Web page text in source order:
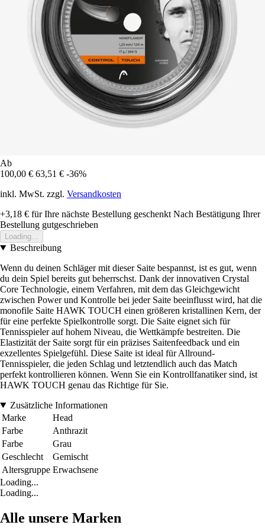
Ab
100,00 € 63,51 € -36%
inkl. MwSt. zzgl. Versandkosten
+3,18 € für Ihre nächste Bestellung geschenkt Nach Bestätigung Ihrer
Bestellung gutgeschrieben
Loading...
Beschreibung
Wenn du deinen Schläger mit dieser Saite bespannst, ist es gut, wenn
du dein Spiel bereits gut beherrschst. Dank der innovativen Crystal
Core Technologie, einem Verfahren, mit dem das Gleichgewicht
zwischen Power und Kontrolle bei jeder Saite beeinflusst wird, hat die
monofile Saite HAWK TOUCH einen größeren kristallinen Kern, der
für eine perfekte Spielkontrolle sorgt. Die Saite eignet sich für
Tennisspieler auf hohem Niveau, die Wettkämpfe bestreiten. Die
Elastizität der Saite sorgt für ein präzises Saitenfeedback und ein
exzellentes Spielgefühl. Diese Saite ist ideal für Allround-
Tennisspieler, die jeden Schlag und letztendlich auch das Match
perfekt kontrollieren können. Wenn Sie ein Kontrollfanatiker sind, ist
HAWK TOUCH genau das Richtige für Sie.
Zusätzliche Informationen
Marke
Head
Farbe
Anthrazit
Farbe
Grau
Geschlecht
Gemischt
Altersgruppe Erwachsene
Loading...
Loading...
Alle unsere Marken